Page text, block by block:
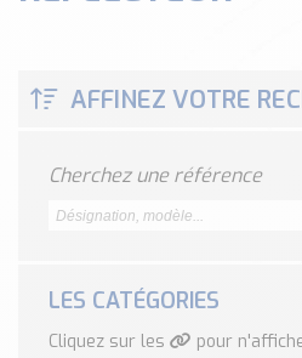
SICK
IDEM SAFETY
Voir toutes les marques …
Téléchargement (Logiciels,
Formulaire sonde température
AFFINEZ VOTRE
Cherchez une référence
LES CATÉGORIES
Cliquez sur les pour